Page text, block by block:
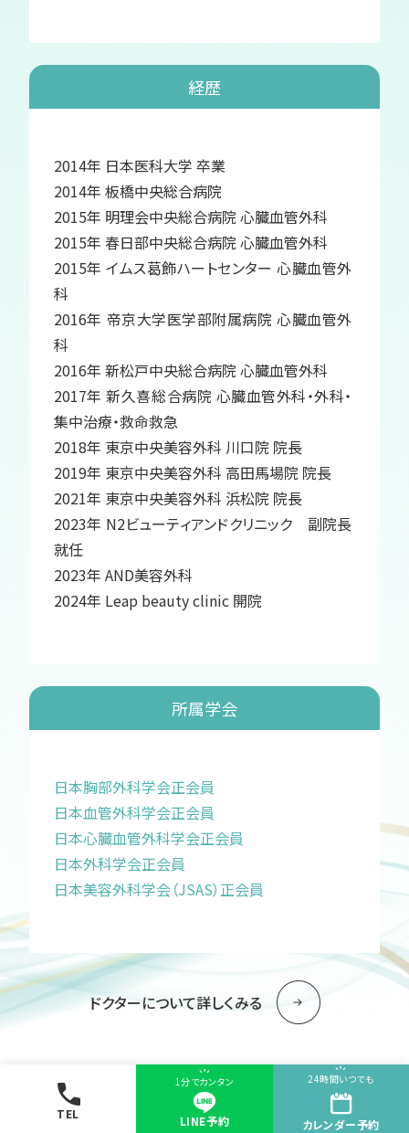
TEL
1分でカンタン
LINE予約
24時間いつでも
カレンダー予約
経歴
2014年 日本医科大学 卒業
2014年 板橋中央総合病院
2015年 明理会中央総合病院 心臓血管外科
2015年 春日部中央総合病院 心臓血管外科
2015年 イムス葛飾ハートセンター 心臓血管外
科
2016年 帝京大学医学部附属病院 心臓血管外
科
2016年 新松戸中央総合病院 心臓血管外科
2017年 新久喜総合病院 心臓血管外科・外科・
集中治療・救命救急
2018年 東京中央美容外科 川口院 院長
2019年 東京中央美容外科 高田馬場院 院長
2021年 東京中央美容外科 浜松院 院長
2023年 N2ビューティアンドクリニック 副院長
就任
2023年 AND美容外科
2024年 Leap beauty clinic 開院
所属学会
日本胸部外科学会正会員
日本血管外科学会正会員
日本心臓血管外科学会正会員
日本外科学会正会員
日本美容外科学会（JSAS）正会員
ドクターについて詳しくみる